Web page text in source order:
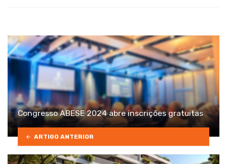
Congresso ABESE 2024 abre inscrições gratuitas
ARTIGO ANTERIOR